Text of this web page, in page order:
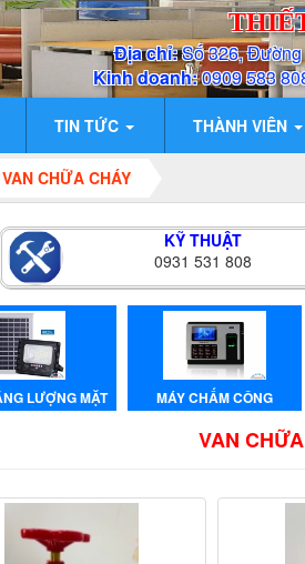
Địa chỉ:Số 326,
Kinh doanh:0909 583
TIN TỨC THÀNH VIÊN
VAN CHỮA CHÁY
KỸ THUẬT
0931 531 808
LƯỢNG MẶT
MÁY CHẤM CÔNG
VAN